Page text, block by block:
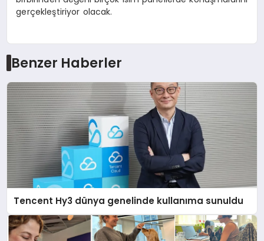
gerçekleştiriyor olacak.
Benzer Haberler
Tencent Hy3 dünya genelinde kullanıma sunuldu